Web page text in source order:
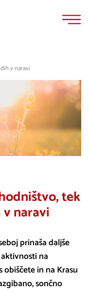
v naravi
tek
naravi
prinaša daljše
na
obiščete in na Krasu
sončno